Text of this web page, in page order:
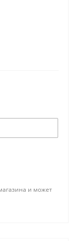
и может